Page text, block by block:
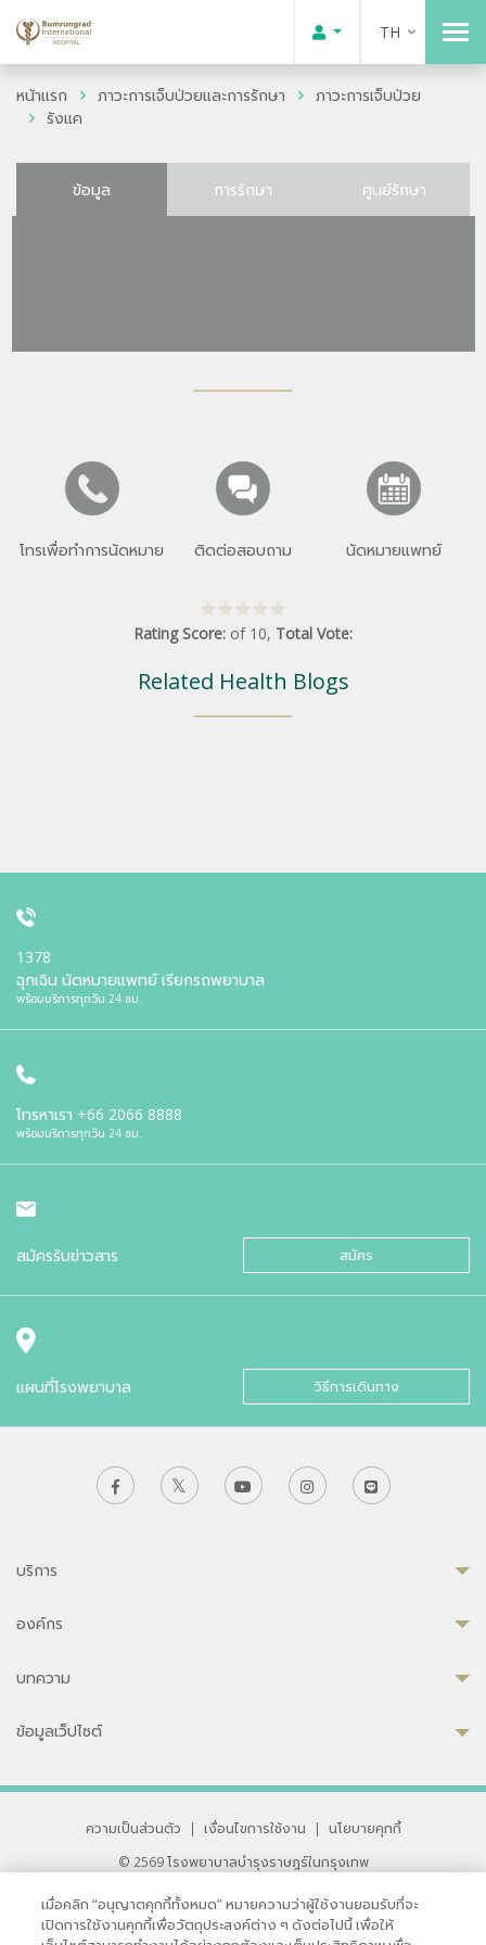
TH
หน้าแรก ภาวะการเจ็บป่วยและการรักษา
ภาวะการเจ็บป่วย
รังแค
ข้อมูล การรักษา ศูนย์รักษา
โทรเพื่อทำการนัดหมาย ติดต่อสอบถาม นัดหมายแพทย์
Rating Score: of 10, Total Vote:
Related Health Blogs
1378
ฉุกเฉิน นัดหมายแพทย์ เรียกรถพยาบาล
พร้อมบริการทุกวัน 24 ชม.
โทรหาเรา +66 2066 8888
พร้อมบริการทุกวัน 24 ชม.
สมัครรับข่าวสาร สมัคร
แผนที่โรงพยาบาล วิธีการเดินทาง
บริการ
องค์กร
บทความ
ข้อมูลเว็ปไซต์
ความเป็นส่วนตัว | เงื่อนไขการใช้งาน |
นโยบายคุกกี้
© 2569 โรงพยาบาลบำรุงราษฎร์ในกรุงเทพ
33 สุขุมวิท ซอย 3 เขตวัฒนา กรุงเทพ 10110 ประเทศไทย
หากท่านมีข้อคิดเห็นหรือปัญหาในการใช้เว็บไซต์ของเรา
เมื่อคลิก “อนุญาตคุกกี้ทั้งหมด” หมายความว่าผู้ใช้งานยอมรับที่จะ
เปิดการใช้งานคุกกี้เพื่อวัตถุประสงค์ต่าง ๆ ดังต่อไปนี้ เพื่อให้